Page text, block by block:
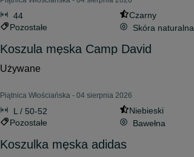
44
Czarny
Pozostałe
Skóra naturalna
Koszula męska Camp David
Używane
Piątnica Włościańska - 04 sierpnia 2026
L / 50-52
Niebieski
Pozostałe
Bawełna
Koszulka męska adidas